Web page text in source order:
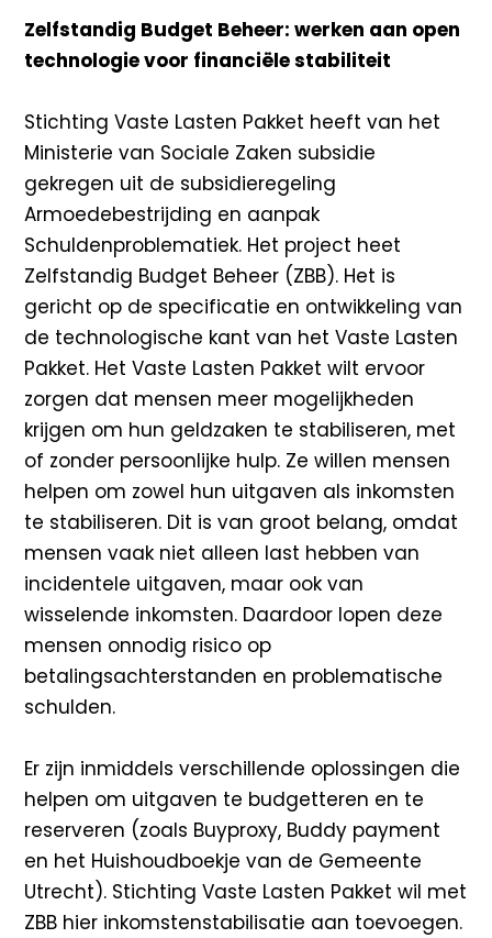
Zelfstandig Budget Beheer: werken aan open
technologie voor financiële stabiliteit
Stichting Vaste Lasten Pakket heeft van het
Ministerie van Sociale Zaken subsidie
gekregen uit de subsidieregeling
Armoedebestrijding en aanpak
Schuldenproblematiek. Het project heet
Zelfstandig Budget Beheer (ZBB). Het is
gericht op de specificatie en ontwikkeling van
de technologische kant van het Vaste Lasten
Pakket. Het Vaste Lasten Pakket wilt ervoor
zorgen dat mensen meer mogelijkheden
krijgen om hun geldzaken te stabiliseren, met
of zonder persoonlijke hulp. Ze willen mensen
helpen om zowel hun uitgaven als inkomsten
te stabiliseren. Dit is van groot belang, omdat
mensen vaak niet alleen last hebben van
incidentele uitgaven, maar ook van
wisselende inkomsten. Daardoor lopen deze
mensen onnodig risico op
betalingsachterstanden en problematische
schulden.
Er zijn inmiddels verschillende oplossingen die
helpen om uitgaven te budgetteren en te
reserveren (zoals Buyproxy, Buddy payment
en het Huishoudboekje van de Gemeente
Utrecht). Stichting Vaste Lasten Pakket wil met
ZBB hier inkomstenstabilisatie aan toevoegen.